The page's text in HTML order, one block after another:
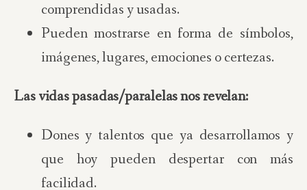
comprendidas y usadas.
Pueden mostrarse en forma de símbolos,
imágenes, lugares, emociones o certezas.
Las vidas pasadas/paralelas nos revelan:
Dones y talentos que ya desarrollamos y
que hoy pueden despertar con más
facilidad.